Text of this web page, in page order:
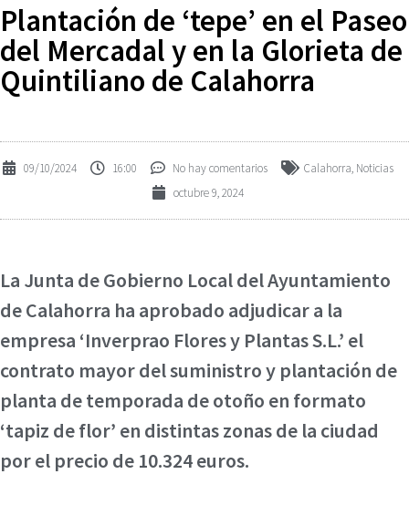
Plantación de ‘tepe’ en el Paseo
del Mercadal y en la Glorieta de
Quintiliano de Calahorra
09/10/2024 16:00 No hay comentarios Calahorra, Noticias
octubre 9, 2024
La Junta de Gobierno Local del Ayuntamiento
de Calahorra ha aprobado adjudicar a la
empresa ‘Inverprao Flores y Plantas S.L.’ el
contrato mayor del suministro y plantación de
planta de temporada de otoño en formato
‘tapiz de flor’ en distintas zonas de la ciudad
por el precio de 10.324 euros.